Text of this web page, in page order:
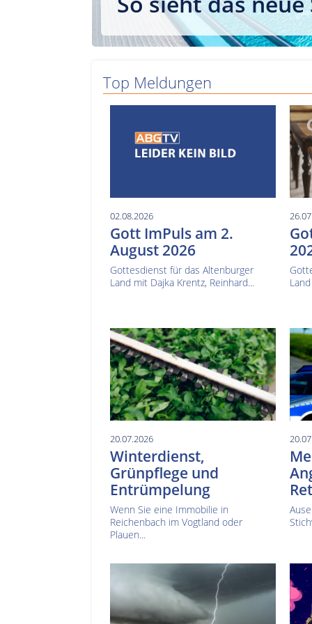
Top Meldungen
02.08.2026
Gott ImPuls am 2.
August 2026
Gottesdienst für das Altenburger
Land mit Dajka Krentz, Reinhard...
20.07.2026
Winterdienst,
Grünpflege und
Entrümpelung
Wenn Sie eine Immobilie in
Reichenbach im Vogtland oder
Plauen...